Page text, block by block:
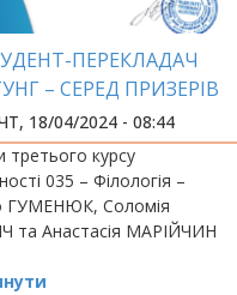
ПЕРЕКЛАДАЧ
– СЕРЕД ПРИЗЕРІВ
МІЖНАРОДНОГО
КОНКУРСУ
18/04/2024 - 08:44
третього курсу
035 – Філологія –
ГУМЕНЮК, Соломія
та Анастасія МАРІЙЧИН